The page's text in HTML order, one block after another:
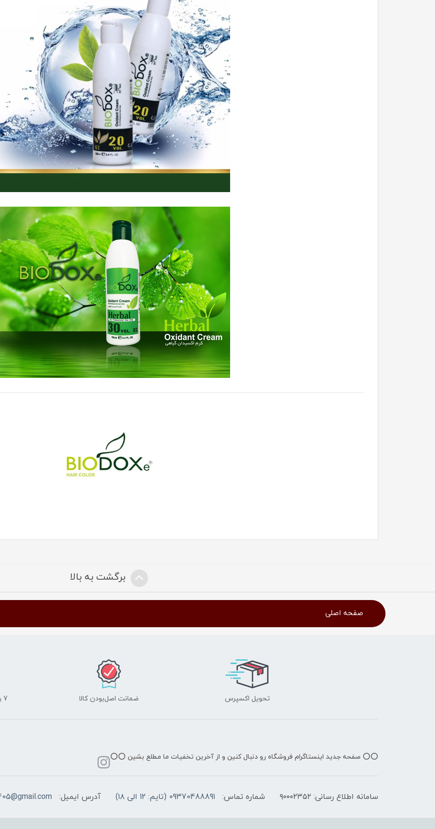
برگشت به بالا
صفحه اصلی
تحویل اکسپرس ضمانت اصل‌بودن کالا 7 روز ضمانت مرجوعی کالا
⭕️⭕️ صفحه جدید اینستاگرام فروشگاه رو دنبال کنین و از آخرین تخفیات ما مطلع بشین ⭕️⭕️
سامانه اطلاع رسانی: ۹۰۰۰۲۳۵۲ شماره تماس: 09370488891 (تایم: 12 الی ۱۸) آدرس ایمیل: